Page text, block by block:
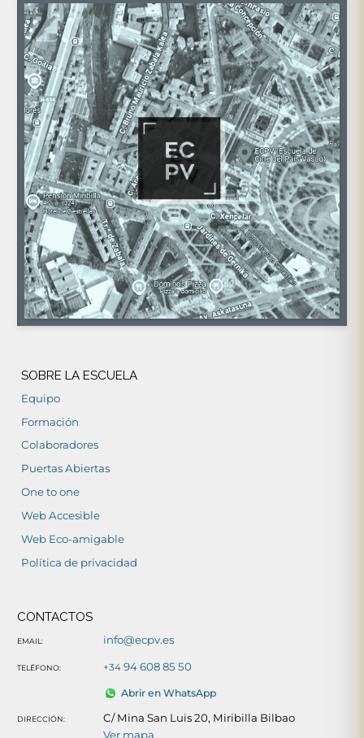
SOBRE LA ESCUELA
Equipo
Formación
Colaboradores
Puertas Abiertas
One to one
Web Accesible
Web Eco-amigable
Política de privacidad
CONTACTOS
EMAIL: info@ecpv.es
TELÉFONO: +3494 608 85 50
Abrir en WhatsApp
DIRECCIÓN:
C/ Mina San Luis 20, Miribilla Bilbao
Ver mapa